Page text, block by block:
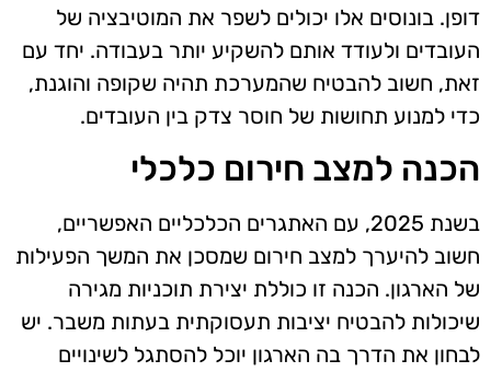
דופן. בונוסים אלו יכולים לשפר את המוטיבציה של
העובדים ולעודד אותם להשקיע יותר בעבודה. יחד עם
זאת, חשוב להבטיח שהמערכת תהיה שקופה והוגנת,
כדי למנוע תחושות של חוסר צדק בין העובדים.
הכנה למצב חירום כלכלי
בשנת 2025, עם האתגרים הכלכליים האפשריים,
חשוב להיערך למצב חירום שמסכן את המשך הפעילות
של הארגון. הכנה זו כוללת יצירת תוכניות מגירה
שיכולות להבטיח יציבות תעסוקתית בעתות משבר. יש
לבחון את הדרך בה הארגון יוכל להסתגל לשינויים